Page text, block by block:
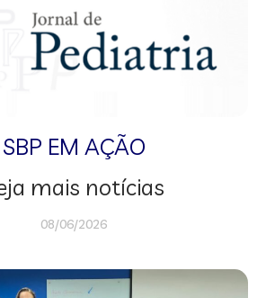
SBP EM AÇÃO
mais notícias
08/06/2026